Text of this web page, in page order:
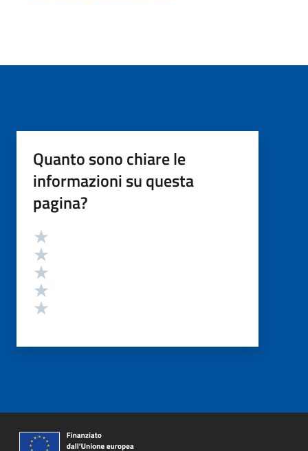
Quanto sono chiare le
informazioni su questa
pagina?
Valutazione